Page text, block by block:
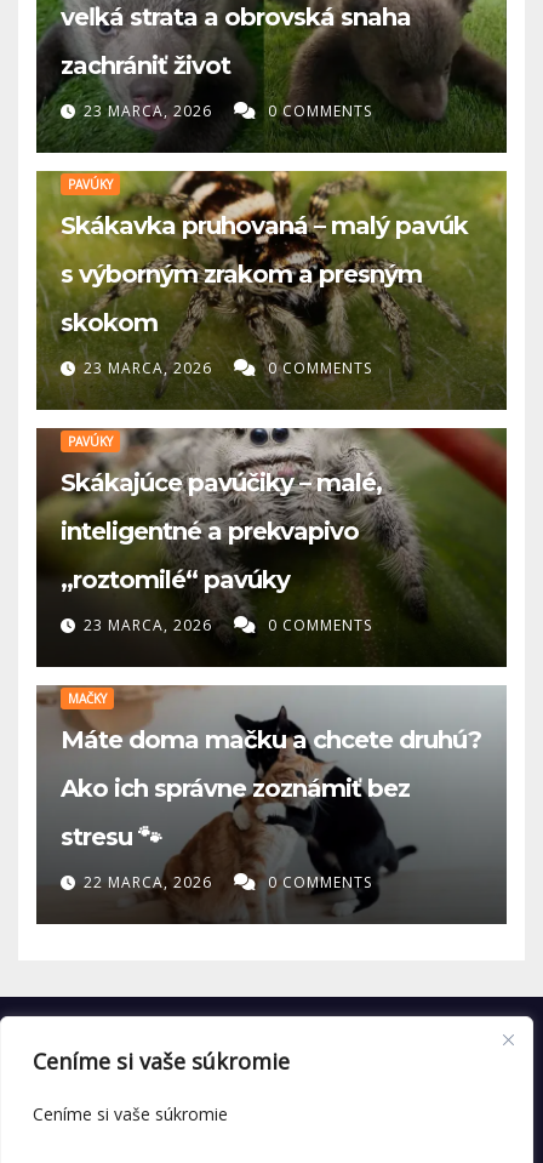
Ceníme si vaše súkromie
Ceníme si vaše súkromie
veľká strata a obrovská snaha
zachrániť život
23 MARCA, 2026 0 COMMENTS
PAVÚKY
Skákavka pruhovaná – malý pavúk
s výborným zrakom a presným
skokom
23 MARCA, 2026 0 COMMENTS
PAVÚKY
Skákajúce pavúčiky – malé,
inteligentné a prekvapivo
„roztomilé“ pavúky
23 MARCA, 2026 0 COMMENTS
MAČKY
Máte doma mačku a chcete druhú?
Ako ich správne zoznámiť bez
stresu 🐾
22 MARCA, 2026 0 COMMENTS